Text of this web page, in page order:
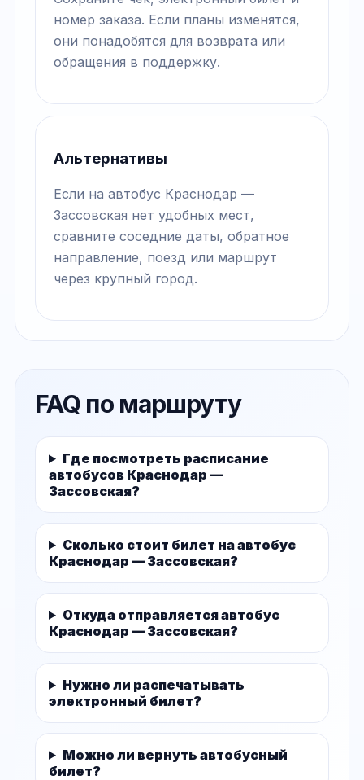
номер заказа. Если планы изменятся,
они понадобятся для возврата или
обращения в поддержку.
Альтернативы
Если на автобус Краснодар —
Зассовская нет удобных мест,
сравните соседние даты, обратное
направление, поезд или маршрут
через крупный город.
FAQ по маршруту
Где посмотреть расписание
автобусов Краснодар —
Зассовская?
Сколько стоит билет на автобус
Краснодар — Зассовская?
Откуда отправляется автобус
Краснодар — Зассовская?
Нужно ли распечатывать
электронный билет?
Можно ли вернуть автобусный
билет?